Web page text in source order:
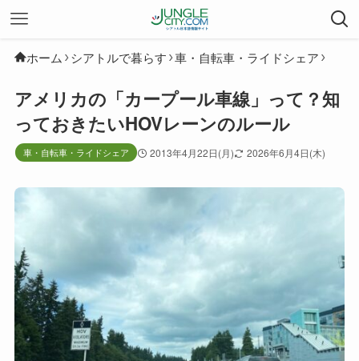
ホーム シアトルで暮らす 車・自転車・ライドシェア
アメリカの「カープール車線」って？知
っておきたいHOVレーンのルール
車・自転車・ライドシェア 2013年4月22日(月) 2026年6月4日(木)